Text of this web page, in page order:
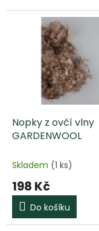
5
hvězdiček.
Nopky z ovčí vlny
GARDENWOOL
Skladem (1 ks)
198 Kč
Do košíku